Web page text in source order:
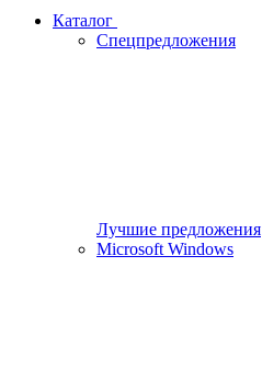
Каталог
Спецпредложения
Лучшие предложения
Microsoft Windows